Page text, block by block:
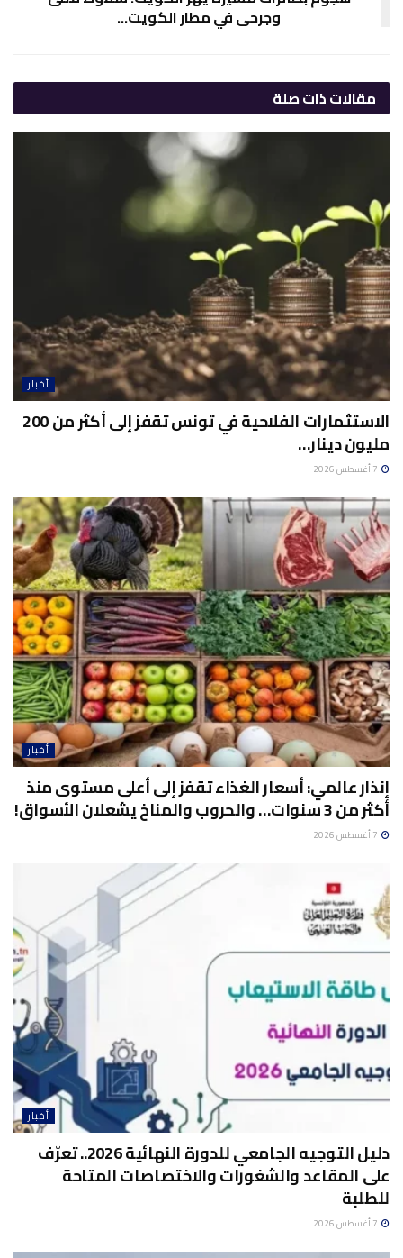
وجرحى في مطار الكويت…
مقالاتذات صلة
أخبار
الاستثمارات الفلاحية في تونس تقفز إلى أكثر من 200
مليون دينار…
أخبار
إنذار عالمي: أسعار الغذاء تقفز إلى أعلى مستوى منذ
أكثر من 3 سنوات… والحروب والمناخ يشعلان الأسواق!
أخبار
دليل التوجيه الجامعي للدورة النهائية 2026.. تعرّف
على المقاعد والشغورات والاختصاصات المتاحة
للطلبة